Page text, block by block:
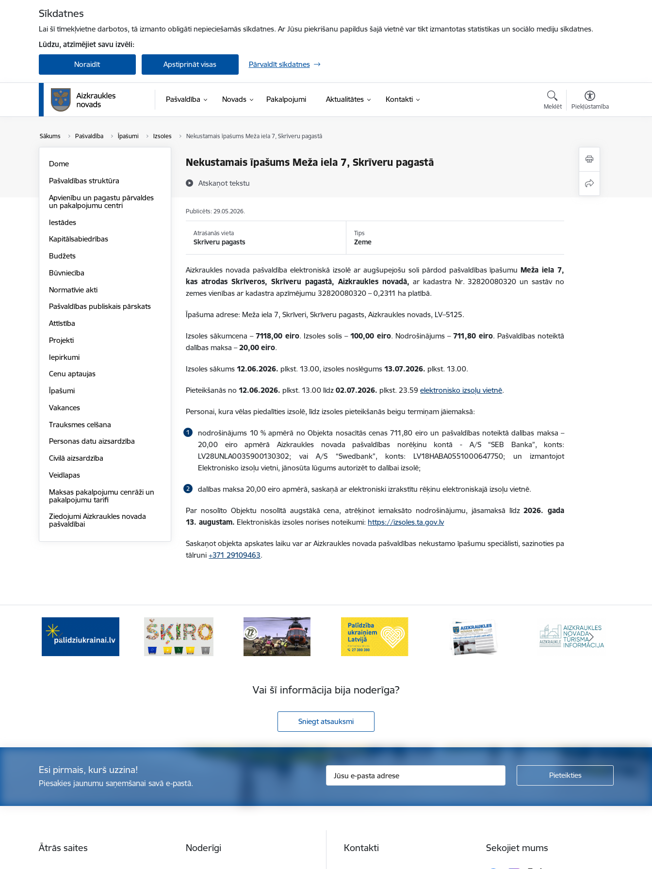
Sīkdatnes
Lai šī tīmekļvietne darbotos, tā izmanto obligāti nepieciešamās sīkdatnes. Ar Jūsu piekrišanu papildus šajā vietnē var tikt izmantotas statistikas un sociālo mediju sīkdatnes.
Lūdzu, atzīmējiet savu izvēli:
Noraidīt Apstiprināt visas Pārvaldīt sīkdatnes
Pašvaldība Novads Pakalpojumi Aktualitātes Kontakti
Meklēt Piekļūstamība
Sākums Pašvaldība Īpašumi Izsoles Nekustamais īpašums Meža iela 7, Skrīveru pagastā
Nekustamais īpašums Meža iela 7, Skrīveru pagastā
Atskaņot tekstu
Dome
Pašvaldības struktūra
Apvienību un pagastu pārvaldes
un pakalpojumu centri
Iestādes
Kapitālsabiedrības
Budžets
Būvniecība
Normatīvie akti
Pašvaldības publiskais pārskats
Attīstība
Projekti
Iepirkumi
Cenu aptaujas
Īpašumi
Vakances
Trauksmes celšana
Personas datu aizsardzība
Civilā aizsardzība
Veidlapas
Maksas pakalpojumu cenrāži un
pakalpojumu tarifi
Ziedojumi Aizkraukles novada
pašvaldībai
Publicēts: 29.05.2026.
Atrašanās vieta
Skrīveru pagasts
Tips
Zeme
Aizkraukles novada pašvaldība elektroniskā izsolē ar augšupejošu soli pārdod pašvaldības īpašumuMeža iela 7,
kas atrodas Skrīveros, Skrīveru pagastā, Aizkraukles novadā, ar kadastra Nr. 32820080320 un sastāv no
zemes vienības ar kadastra apzīmējumu 32820080320 – 0,2311 ha platībā.
Īpašuma adrese: Meža iela 7, Skrīveri, Skrīveru pagasts, Aizkraukles novads, LV–5125.
Izsoles sākumcena –7118,00 eiro. Izsoles solis –100,00 eiro. Nodrošinājums –711,80 eiro. Pašvaldības noteiktā
dalības maksa –20,00 eiro.
Izsoles sākums12.06.2026. plkst. 13.00, izsoles noslēgums13.07.2026. plkst. 13.00.
Pieteikšanās no12.06.2026. plkst. 13.00 līdz02.07.2026. plkst. 23.59elektronisko izsoļu vietnē.
Personai, kura vēlas piedalīties izsolē, līdz izsoles pieteikšanās beigu termiņam jāiemaksā:
nodrošinājums 10 % apmērā no Objekta nosacītās cenas 711,80 eiro un pašvaldības noteiktā dalības maksa –
20,00 eiro apmērā Aizkraukles novada pašvaldības norēķinu kontā - A/S “SEB Banka”, konts:
LV28UNLA0035900130302; vai A/S “Swedbank”, konts: LV18HABA0551000647750; un izmantojot
Elektronisko izsoļu vietni, jānosūta lūgums autorizēt to dalībai izsolē;
dalības maksa 20,00 eiro apmērā, saskaņā ar elektroniski izrakstītu rēķinu elektroniskajā izsoļu vietnē.
Par nosolīto Objektu nosolītā augstākā cena, atrēķinot iemaksāto nodrošinājumu, jāsamaksā līdz2026. gada
13. augustam. Elektroniskās izsoles norises noteikumi: https://izsoles.ta.gov.lv
Saskaņot objekta apskates laiku var ar Aizkraukles novada pašvaldības nekustamo īpašumu speciālisti, sazinoties pa
tālruni+371 29109463.
Vai šī informācija bija noderīga?
Sniegt atsauksmi
Esi pirmais, kurš uzzina!
Piesakies jaunumu saņemšanai savā e-pastā.
Ātrās saites Noderīgi Kontakti Sekojiet mums